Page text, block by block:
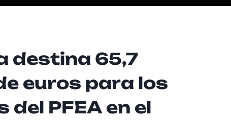
destina 65,7
euros para los
PFEA en el